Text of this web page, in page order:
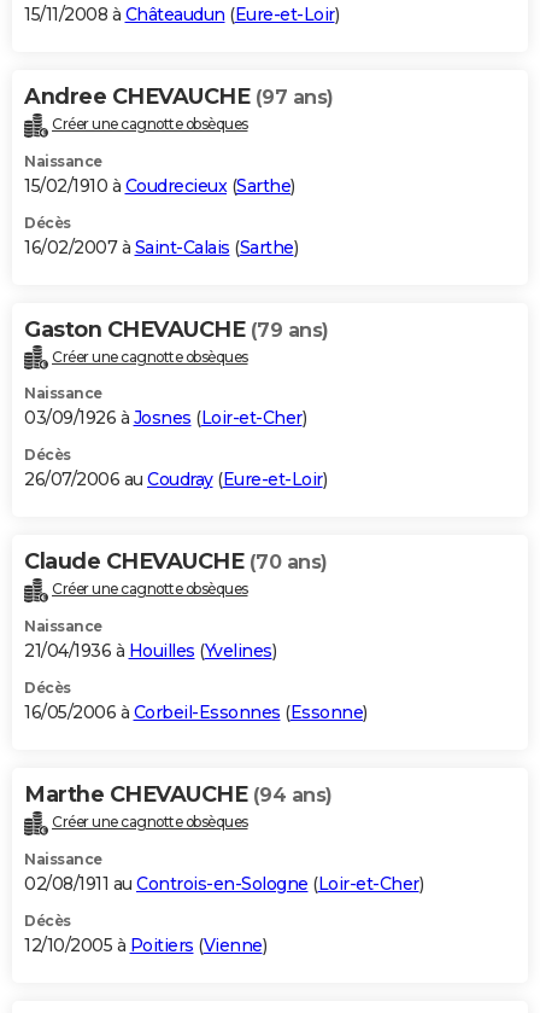
15/11/2008 à Châteaudun (Eure-et-Loir)
Andree CHEVAUCHE (97 ans)
Créer une cagnotte obsèques
Naissance
15/02/1910 à Coudrecieux (Sarthe)
Décès
16/02/2007 à Saint-Calais (Sarthe)
Gaston CHEVAUCHE (79 ans)
Créer une cagnotte obsèques
Naissance
03/09/1926 à Josnes (Loir-et-Cher)
Décès
26/07/2006 au Coudray(Eure-et-Loir)
Claude CHEVAUCHE (70 ans)
Créer une cagnotte obsèques
Naissance
21/04/1936 à Houilles (Yvelines)
Décès
16/05/2006 à Corbeil-Essonnes (Essonne)
Marthe CHEVAUCHE (94 ans)
Créer une cagnotte obsèques
Naissance
02/08/1911 au Controis-en-Sologne (Loir-et-Cher)
Décès
12/10/2005 à Poitiers (Vienne)